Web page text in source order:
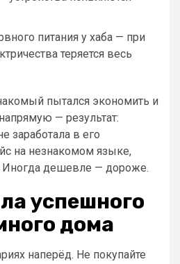
питания у хаба — при
теряется весь
пытался экономить и
— результат:
заработала в его
на незнакомом языке,
Иногда дешевле — дороже.
успешного
дома
наперёд. Не покупайте